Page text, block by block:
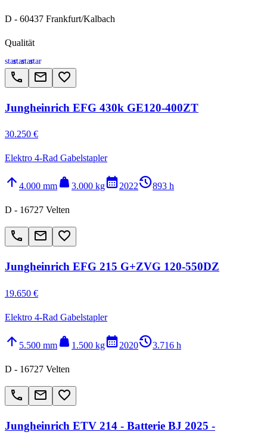
D - 60437 Frankfurt/Kalbach
Qualität
starstarstarstar
call email favorite_border
Jungheinrich EFG 430k GE120-400ZT
30.250 €
Elektro 4-Rad Gabelstapler
arrow_upward 4.000 mm weight 3.000 kgcalendar_month2022history_2893 h
D - 16727 Velten
call email favorite_border
Jungheinrich EFG 215 G+ZVG 120-550DZ
19.650 €
Elektro 4-Rad Gabelstapler
arrow_upward 5.500 mm weight 1.500 kgcalendar_month2020history_23.716 h
D - 16727 Velten
call email favorite_border
Jungheinrich ETV 214 - Batterie BJ 2025 -